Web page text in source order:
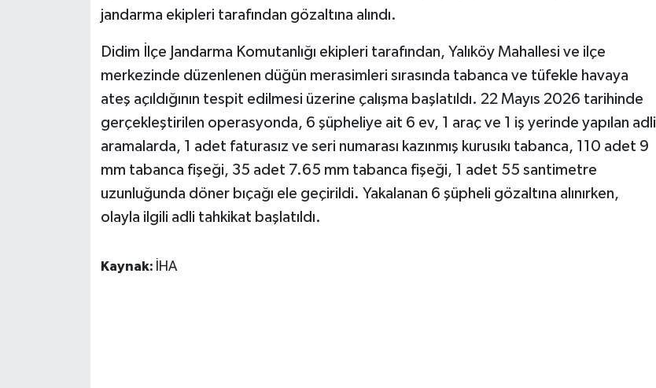
jandarma ekipleri tarafından gözaltına alındı.
Didim İlçe Jandarma Komutanlığı ekipleri tarafından, Yalıköy Mahallesi ve ilçe
merkezinde düzenlenen düğün merasimleri sırasında tabanca ve tüfekle havaya
ateş açıldığının tespit edilmesi üzerine çalışma başlatıldı. 22 Mayıs 2026 tarihinde
gerçekleştirilen operasyonda, 6 şüpheliye ait 6 ev, 1 araç ve 1 iş yerinde yapılan adli
aramalarda, 1 adet faturasız ve seri numarası kazınmış kurusıkı tabanca, 110 adet 9
mm tabanca fişeği, 35 adet 7.65 mm tabanca fişeği, 1 adet 55 santimetre
uzunluğunda döner bıçağı ele geçirildi. Yakalanan 6 şüpheli gözaltına alınırken,
olayla ilgili adli tahkikat başlatıldı.
Kaynak: İHA